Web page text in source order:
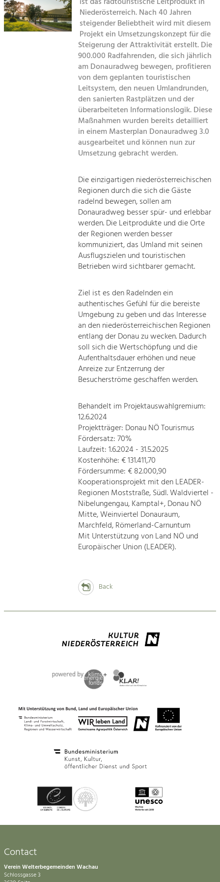
Suche
Landscape.
Tourism
Offer Development and Positioning
Art & Culture
Crafts, Science and Research.
Social Affairs, Education
Equality, Youth and Integration.
Renewable Energy.
Increase in Regional Value Added.
Niederösterreich. Nach 40 Jahren
steigender Beliebtheit wird mit diesem
Projekt ein Umsetzungskonzept für die
Steigerung der Attraktivität erstellt. Die
900.000 Radfahrenden, die sich jährlich
am Donauradweg bewegen, profitieren
von dem geplanten touristischen
Leitsystem, den neuen Umlandrunden,
den sanierten Rastplätzen und der
überarbeiteten Informationslogik. Diese
Maßnahmen wurden bereits detailliert
in einem Masterplan Donauradweg 3.0
ausgearbeitet und können nun zur
Umsetzung gebracht werden.
Die einzigartigen niederösterreichischen
Regionen durch die sich die Gäste
radelnd bewegen, sollen am
Donauradweg besser spür- und erlebbar
werden. Die Leitprodukte und die Orte
der Regionen werden besser
kommuniziert, das Umland mit seinen
Ausflugszielen und touristischen
Betrieben wird sichtbarer gemacht.
Ziel ist es den Radelnden ein
authentisches Gefühl für die bereiste
Umgebung zu geben und das Interesse
an den niederösterreichischen Regionen
entlang der Donau zu wecken. Dadurch
soll sich die Wertschöpfung und die
Aufenthaltsdauer erhöhen und neue
Anreize zur Entzerrung der
Besucherströme geschaffen werden.
Behandelt im Projektauswahlgremium:
12.6.2024
Projektträger: Donau NÖ Tourismus
Fördersatz: 70%
Laufzeit: 1.6.2024 - 31.5.2025
Kostenhöhe: € 131.411,70
Fördersumme: € 82.000,90
Kooperationsprojekt mit den LEADER-
Regionen Moststraße, Südl. Waldviertel -
Nibelungengau, Kamptal+, Donau NÖ
Mitte, Weinviertel Donauraum,
Marchfeld, Römerland-Carnuntum
Mit Unterstützung von Land NÖ und
Europäischer Union (LEADER).
Back
Contact
Verein Welterbegemeinden Wachau
Schlossgasse 3